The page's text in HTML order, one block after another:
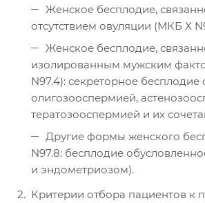
Женское бесплодие,
отсутствием овуляции (МКБ X
Женское бесплодие,
изолированным мужским
N97.4): секреторное бесплодие
олигозооспермией,
тератозооспермией и их
Другие формы женского
N97.8: бесплодие
и эндометриозом).
Критерии отбора пациентов к